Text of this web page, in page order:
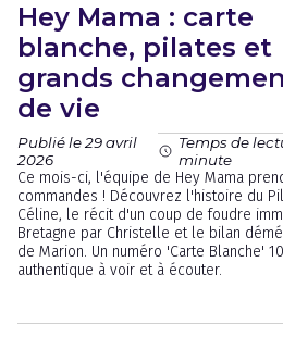
Hey Mama : carte
blanche, pilates et
grands
de vie
Publié le 29 avril
2026
Temps de
minute
Ce mois-ci, l'équipe de Hey Mama
commandes ! Découvrez l'histoire du
Céline, le récit d'un coup de foudre
Bretagne par Christelle et le bilan
de Marion. Un numéro 'Carte Blanche'
authentique à voir et à écouter.